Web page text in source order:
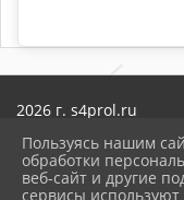
2026 г. s4prol.ru
Карта сайта
Политика
Пользуясь нашим
обработки
веб-сайт и другие
сервисы